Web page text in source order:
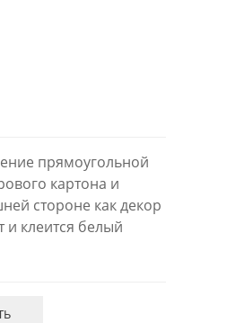
прямоугольной
картона и
стороне как декор
и клеится белый